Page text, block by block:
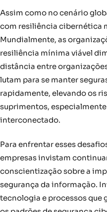
Assim como no cenário
com resiliência cibernética
Mundialmente, as
resiliência mínima viável
distância entre
lutam para se manter
rapidamente, elevando os
suprimentos,
interconectado.
Para enfrentar esses
empresas invistam
conscientização sobre a
segurança da informação.
tecnologia e processos que